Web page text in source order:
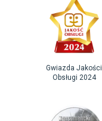
Gwiazda Jakości
Obsługi 2024